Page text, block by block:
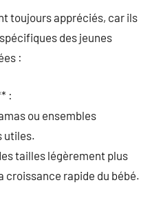
toujours appréciés, car ils
des jeunes
:
:
ou ensembles
utiles.
tailles légèrement plus
croissance rapide du bébé.